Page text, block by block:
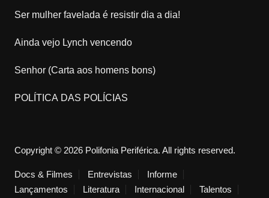
Ser mulher favelada é resistir dia a dia!
Ainda vejo Lynch vencendo
Senhor (Carta aos homens bons)
POLÍTICA DAS POLÍCIAS
Copyright © 2026 Polifonia Periférica. All rights reserved.
Docs & Filmes Entrevistas
Informe
Lançamentos
Literatura Internacional Talentos